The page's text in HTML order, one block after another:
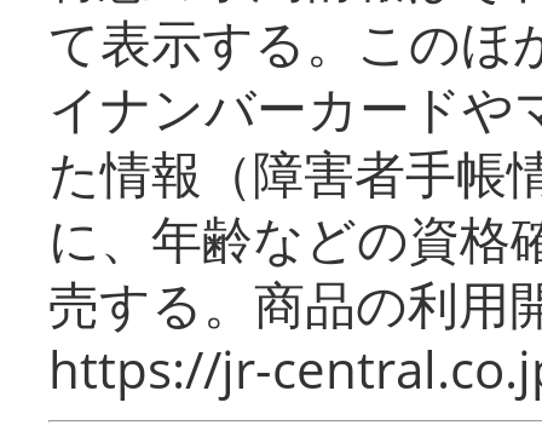
て表示する。このほ
イナンバーカードや
た情報（障害者手帳
に、年齢などの資格
売する。商品の利用
https://jr-